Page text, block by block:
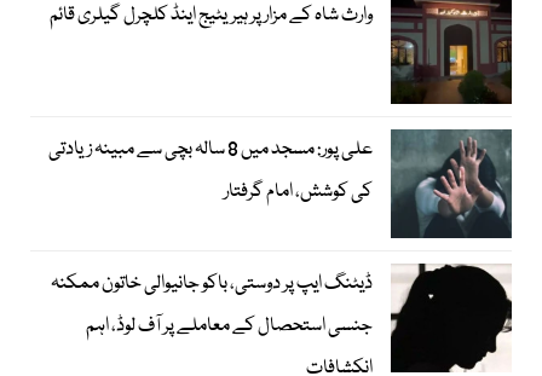
وارث شاہ کے مزار پر ہیریٹیج اینڈ کلچرل گیلری قائم
علی پور: مسجد میں 8 سالہ بچی سے مبینہ زیادتی
کی کوشش، امام گرفتار
ڈیٹنگ ایپ پر دوستی، باکو جانیوالی خاتون ممکنہ
جنسی استحصال کے معاملے پر آف لوڈ، اہم
انکشافات